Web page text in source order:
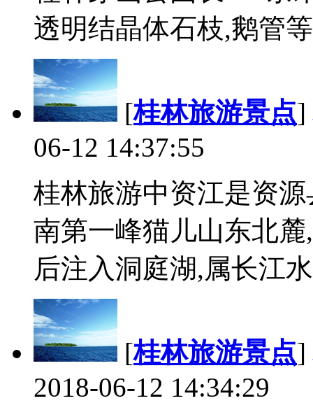
透明结晶体石枝,鹅管
[桂林旅游景点]
06-12 14:37:55
桂林旅游中资江是资
南第一峰猫儿山东北
后注入洞庭湖,属长江
[桂林旅游景点]
2018-06-12 14:34:29